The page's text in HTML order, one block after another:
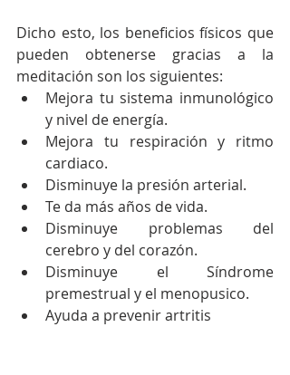
Dicho esto, los beneficios físicos que
pueden obtenerse gracias a la
meditación son los siguientes:
Mejora tu sistema inmunológico
y nivel de energía.
Mejora tu respiración y ritmo
cardiaco.
Disminuye la presión arterial.
Te da más años de vida.
Disminuye problemas del
cerebro y del corazón.
Disminuye el Síndrome
premestrual y el menopusico.
Ayuda a prevenir artritis